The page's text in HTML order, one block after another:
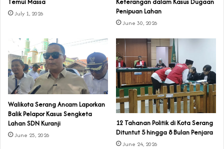
Temui Massa
July 1, 2026
Keterangan dalam Kasus Dugaan
Penipuan Lahan
June 30, 2026
Walikota Serang Ancam Laporkan
Balik Pelapor Kasus Sengketa
Lahan SDN Kuranji‎
June 25, 2026
‎12 Tahanan Politik di Kota Serang
Dituntut 5 hingga 8 Bulan Penjara‎‎
June 24, 2026